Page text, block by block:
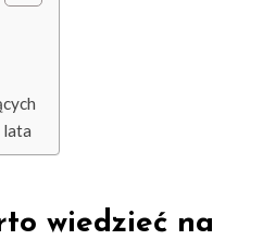
lata
wiedzieć na